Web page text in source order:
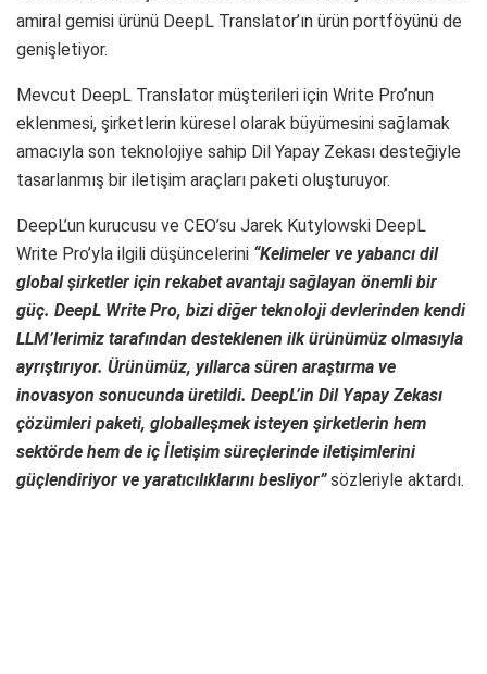
amiral gemisi ürünü DeepL Translator’ın ürün portföyünü de
genişletiyor.
Mevcut DeepL Translator müşterileri için Write Pro’nun
eklenmesi, şirketlerin küresel olarak büyümesini sağlamak
amacıyla son teknolojiye sahip Dil Yapay Zekası desteğiyle
tasarlanmış bir iletişim araçları paketi oluşturuyor.
DeepL’un kurucusu ve CEO’su Jarek Kutylowski DeepL
Write Pro’yla ilgili düşüncelerini “Kelimeler ve yabancı dil
global şirketler için rekabet avantajı sağlayan önemli bir
güç. DeepL Write Pro, bizi diğer teknoloji devlerinden kendi
LLM’lerimiz tarafından desteklenen ilk ürünümüz olmasıyla
ayrıştırıyor. Ürünümüz, yıllarca süren araştırma ve
inovasyon sonucunda üretildi. DeepL’in Dil Yapay Zekası
çözümleri paketi, globalleşmek isteyen şirketlerin hem
sektörde hem de iç İletişim süreçlerinde iletişimlerini
güçlendiriyor ve yaratıcılıklarını besliyor”sözleriyle aktardı.